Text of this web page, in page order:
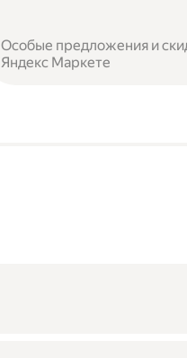
Особые предложения и
Яндекс Маркете